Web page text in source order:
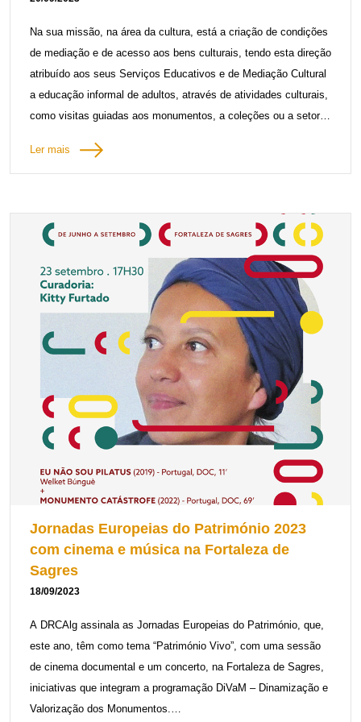
O referido diploma define uma zona especial de proteção que
reconhece as notáveis características do local e a particular
relação entre o sítio e a sua envolvente natural,
correspondendo, em grande parte, à base da arriba da Ponta da
Atalaia e zonas adjacentes, respeitando a existência dos limites
Crédito fotográfico: Lénea Andrade DRCAlg
Na sua missão, na área da cultura, está a criação de condições
de mediação e de acesso aos bens culturais, tendo esta direção
atribuído aos seus Serviços Educativos e de Mediação Cultural
a educação informal de adultos, através de atividades culturais,
como visitas guiadas aos monumentos, a coleções ou a setores
temáticos e ainda pela produção de edições e instrumentos
A acreditação da DRCAlg, em fevereiro de 2023, na sequência
de uma candidatura, vem permitir que os trabalhadores que
desempenham funções nos seus monumentos possam
desenvolver, melhorar e inovar as suas competências
profissionais, tendo por base os três eixos da estratégia da
Direção Regional definidos para este projeto, designadamente:
Património Cultural (PC); Produção e Criação Artística e Cultural
(PCAC); e Governança.
No eixo do PC, os objetivos centram-se na promoção da
salvaguarda, valorização e dinamização deste património, de
modo a estimular o hábito de visita aos monumentos,
promovendo o conhecimento e a sua valorização.
de apoio à criação artística e cultural atribuído a atividades
culturais, não profissionais.
Assegurar a continuidade do processo de modernização
administrativa, reforçar procedimentos de boas práticas na
comunicação e monitorizar o grau de satisfação dos visitantes
são os objetivos do eixo relativo à Governança.
De acordo com os princípios orientadores tanto do Plano
Ler mais
Jornadas Europeias do Património 2023
com cinema e música na Fortaleza de
Sagres
18/09/2023
A DRCAlg assinala as Jornadas Europeias do Património, que,
este ano, têm como tema “Património Vivo”, com uma sessão
de cinema documental e um concerto, na Fortaleza de Sagres,
iniciativas que integram a programação DiVaM – Dinamização e
Valorização dos Monumentos.